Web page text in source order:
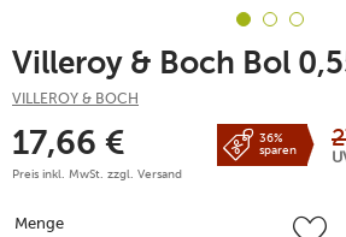
Villeroy & Boch Bol
VILLEROY & BOCH
17,66 €
Preis inkl. MwSt. zzgl. Versand
36%
sparen
Menge
Menge